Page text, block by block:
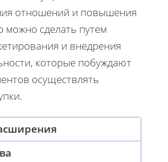
отношений и повышения
можно сделать путем
и внедрения
которые побуждают
осуществлять